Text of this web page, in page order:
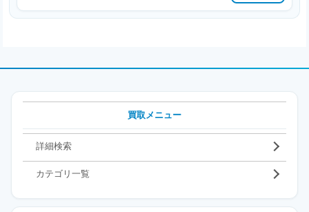
買取メニュー
詳細検索
カテゴリ一覧